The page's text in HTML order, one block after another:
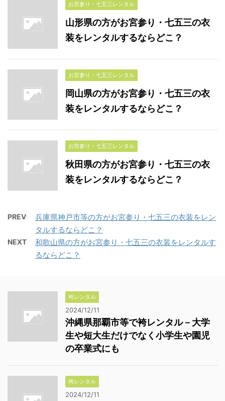
お宮参り・七五三レンタル
山形県の方がお宮参り・七五三の衣
装をレンタルするならどこ？
お宮参り・七五三レンタル
岡山県の方がお宮参り・七五三の衣
装をレンタルするならどこ？
お宮参り・七五三レンタル
秋田県の方がお宮参り・七五三の衣
装をレンタルするならどこ？
PREV
兵庫県神戸市等の方がお宮参り・七五三の衣装をレン
タルするならどこ？
NEXT
和歌山県の方がお宮参り・七五三の衣装をレンタルす
るならどこ？
袴レンタル
2024/12/11
沖縄県那覇市等で袴レンタル－大学
生や短大生だけでなく小学生や園児
の卒業式にも
袴レンタル
2024/12/11